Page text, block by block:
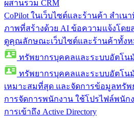
ผสานรวม CRM
CoPilot ในเว็บไซต์และร้านค้า สำเน
ภาพที่สร้างด้วย AI ข้อความแจ้งโดย
ดูคุณลักษณะเว็บไซต์และร้านค้าทั้ง
ทรัพยากรบุคคลและระบบอัตโน
ทรัพยากรบุคคลและระบบอัตโน
เหมาะสมที่สุด และจัดการข้อมูลทรั
การจัดการพนักงาน ใช้โปรไฟล์พนัก
การเข้าถึง Active Directory